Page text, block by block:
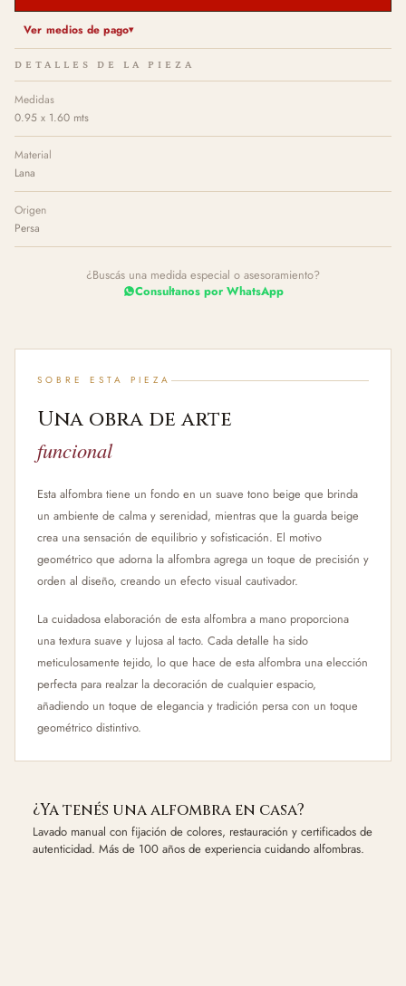
Ver medios de pago
DETALLES DE LA PIEZA
Medidas
0.95 x 1.60 mts
Material
Lana
Origen
Persa
¿Buscás una medida especial o asesoramiento?
Consultanos por WhatsApp
SOBRE ESTA PIEZA
Una obra de arte
funcional
Esta alfombra tiene un fondo en un suave tono beige que brinda
un ambiente de calma y serenidad, mientras que la guarda beige
crea una sensación de equilibrio y sofisticación. El motivo
geométrico que adorna la alfombra agrega un toque de precisión y
orden al diseño, creando un efecto visual cautivador.
La cuidadosa elaboración de esta alfombra a mano proporciona
una textura suave y lujosa al tacto. Cada detalle ha sido
meticulosamente tejido, lo que hace de esta alfombra una elección
perfecta para realzar la decoración de cualquier espacio,
añadiendo un toque de elegancia y tradición persa con un toque
geométrico distintivo.
¿Ya tenés una alfombra en casa?
Lavado manual con fijación de colores, restauración y certificados de
autenticidad. Más de 100 años de experiencia cuidando alfombras.